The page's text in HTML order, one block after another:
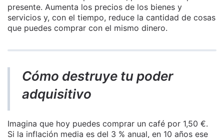
presente. Aumenta los precios de los bienes y
servicios y, con el tiempo, reduce la cantidad de cosas
que puedes comprar con el mismo dinero.
Cómo destruye tu poder
adquisitivo
Imagina que hoy puedes comprar un café por 1,50 €.
Si la inflación media es del 3 % anual, en 10 años ese